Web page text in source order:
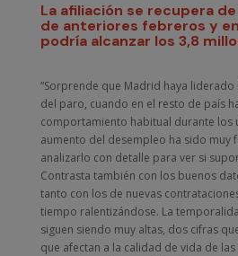
La afiliación se recupera
de anteriores febreros y
podría alcanzar los 3,8
“Sorprende que Madrid haya
del paro, cuando en el resto de país
comportamiento habitual durante los
aumento del desempleo ha sido muy
analizarlo con detalle para ver si
Contrasta también con los buenos
tanto con los de nuevas
tiempo ralentizándose. La
siguen siendo muy altas, dos cifras
que afectan a la calidad de vida de